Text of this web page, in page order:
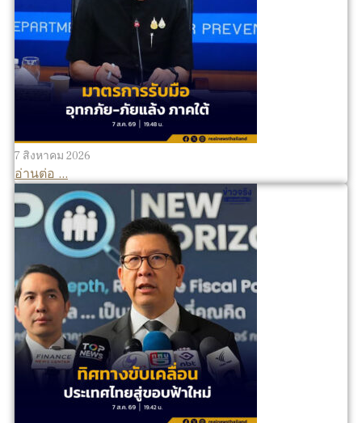
7 สิงหาคม 2026
อ่านต่อ ...